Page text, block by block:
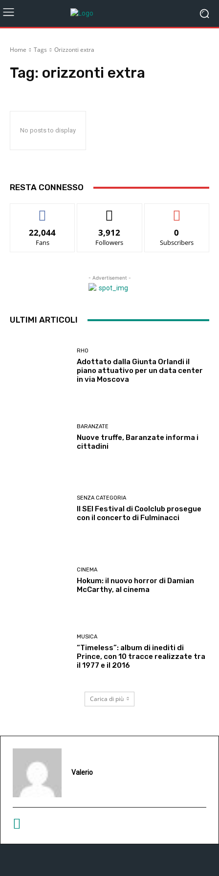
Home Tags Orizzonti extra
Tag: orizzonti extra
No posts to display
RESTA CONNESSO
22,044
Fans
3,912
Followers
0
Subscribers
- Advertisement -
ULTIMI ARTICOLI
RHO
Adottato dalla Giunta Orlandi il
piano attuativo per un data center
in via Moscova
BARANZATE
Nuove truffe, Baranzate informa i
cittadini
SENZA CATEGORIA
Il SEI Festival di Coolclub prosegue
con il concerto di Fulminacci
CINEMA
Hokum: il nuovo horror di Damian
McCarthy, al cinema
MUSICA
“Timeless”: album di inediti di
Prince, con 10 tracce realizzate tra
il 1977 e il 2016
Carica di più
Valerio